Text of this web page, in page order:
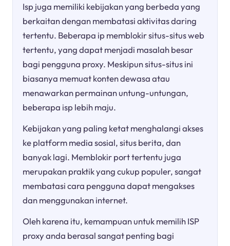
Isp juga memiliki kebijakan yang berbeda yang
berkaitan dengan membatasi aktivitas daring
tertentu. Beberapa ip memblokir situs-situs web
tertentu, yang dapat menjadi masalah besar
bagi pengguna proxy. Meskipun situs-situs ini
biasanya memuat konten dewasa atau
menawarkan permainan untung-untungan,
beberapa isp lebih maju.
Kebijakan yang paling ketat menghalangi akses
ke platform media sosial, situs berita, dan
banyak lagi. Memblokir port tertentu juga
merupakan praktik yang cukup populer, sangat
membatasi cara pengguna dapat mengakses
dan menggunakan internet.
Oleh karena itu, kemampuan untuk memilih ISP
proxy anda berasal sangat penting bagi